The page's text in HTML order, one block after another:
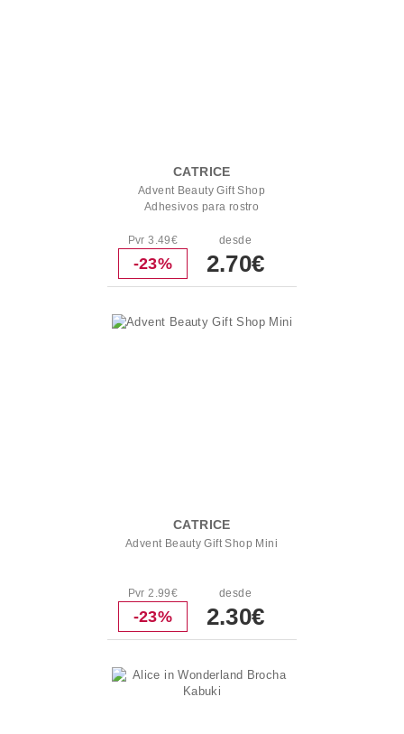
CATRICE
Advent Beauty Gift Shop
Adhesivos para rostro
Pvr 3.49€
-23%
desde
2.70€
CATRICE
Advent Beauty Gift Shop Mini
Pvr 2.99€
-23%
desde
2.30€